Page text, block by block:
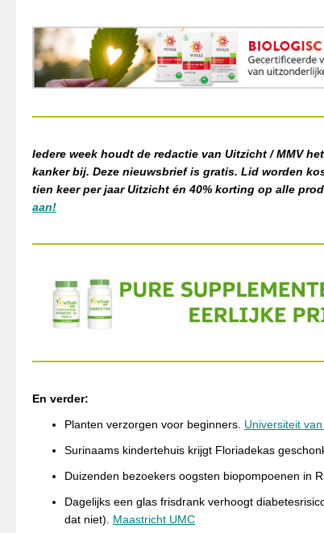
Iedere week houdt de redactie van Uitzicht / MMV
kanker bij. Deze nieuwsbrief is gratis. Lid worden
tien keer per jaar Uitzicht én 40% korting op alle
aan!
En verder:
Planten verzorgen voor beginners. Universiteit
Surinaams kindertehuis krijgt Floriadekas
Duizenden bezoekers oogsten biopompoenen in
Dagelijks een glas frisdrank verhoogt
dat niet). Maastricht UMC